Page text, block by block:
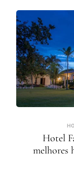
Hotel
melhores